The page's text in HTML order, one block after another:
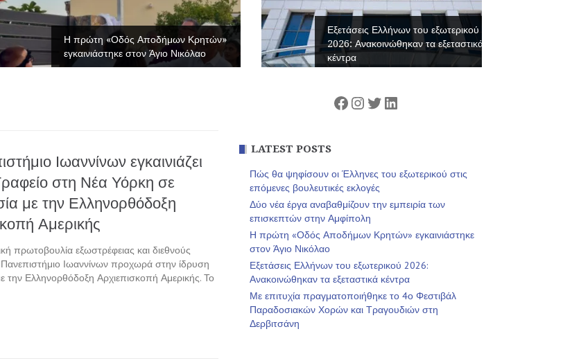
Η πρώτη «Οδός Αποδήμων Κρητών»
εγκαινιάστηκε στον Άγιο Νικόλαο
Εξετάσεις Ελλήνων του εξωτερικού
2026: Ανακοινώθηκαν τα εξεταστικά
κέντρα
Ιωαννίνων εγκαινιάζει
στη Νέα Υόρκη σε
με την Ελληνορθόδοξη
Αμερικής
πρωτοβουλία εξωστρέφειας και διεθνούς
Ιωαννίνων προχωρά στην ίδρυση
την Ελληνορθόδοξη Αρχιεπισκοπή Αμερικής. Το
Facebook
Instagram
Twitter
Linkedin
LATEST POSTS
Πώς θα ψηφίσουν οι Έλληνες του εξωτερικού στις
επόμενες βουλευτικές εκλογές
Δύο νέα έργα αναβαθμίζουν την εμπειρία των
επισκεπτών στην Αμφίπολη
Η πρώτη «Οδός Αποδήμων Κρητών» εγκαινιάστηκε
στον Άγιο Νικόλαο
Εξετάσεις Ελλήνων του εξωτερικού 2026:
Ανακοινώθηκαν τα εξεταστικά κέντρα
Με επιτυχία πραγματοποιήθηκε το 4ο Φεστιβάλ
Παραδοσιακών Χορών και Τραγουδιών στη
Δερβιτσάνη